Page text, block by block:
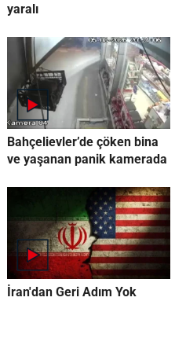
yaralı
Bahçelievler’de çöken bina
ve yaşanan panik kamerada
İran'dan Geri Adım Yok